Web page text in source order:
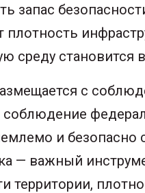
запас
среду становится
с
соблюдение
и безопасно
— важный